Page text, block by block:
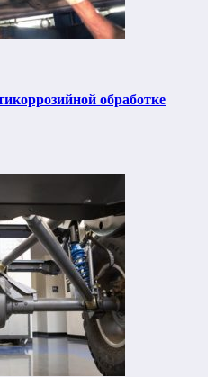
обработке